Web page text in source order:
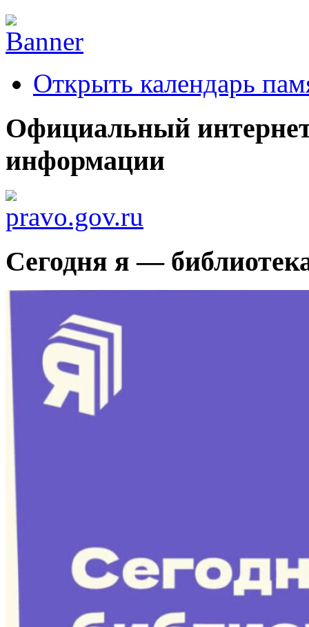
Открыть календарь
Официальный
информации
Сегодня я —